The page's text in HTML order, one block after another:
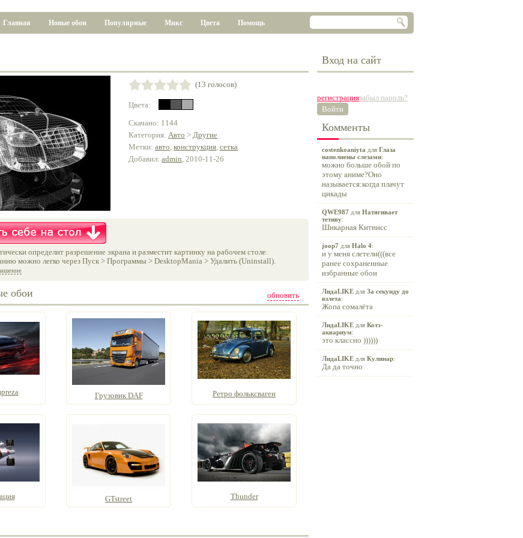
Главная Новые обои Популярные Микс Цвета Помощь
(13 голосов)
Цвета:
Скачано: 1144
Категория: Авто > Другие
Метки: авто, конструкция, сетка
Добавил: admin, 2010-11-26
определит разрешение экрана и разместит картинку на рабочем столе.
можно легко через Пуск > Программы > DesktopMania > Удалить (Uninstall).
обновить
обои
Грузовик DAF Ретро фольксваген
GTstreet Thunder
Вход на сайт
регистрациязабыл пароль?
Войти
Комменты
costenkoaniyta для Глаза
наполнены слезами:
можно больше обой по
этому аниме?Оно
называется:когда плачут
цикады
QWE987 для Натягивает
тетиву:
Шикарная Китнисс
joop7 для Halo 4:
и у меня слетели(((все
ранее сохраненные
избранные обои
ЛидаLIKE для За секунду до
взлета:
Жопа сомалёта
ЛидаLIKE для Котэ-
аквариум:
это классно ))))))
ЛидаLIKE для Кулинар:
Да да точно